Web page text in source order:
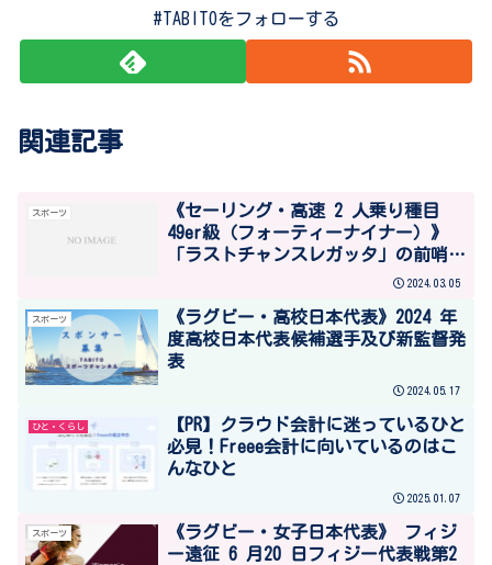
#TABITOをフォローする
関連記事
スポーツ
《セーリング・高速 2 人乗り種目
49er級（フォーティーナイナー）》
「ラストチャンスレガッタ」の前哨
戦、世界選手権大会開催（スペイン・
から10日まで
2024.03.05
スポーツ
《ラグビー・高校日本代表》2024 年
度高校日本代表候補選手及び新監督発
表
2024.05.17
ひと・くらし
【PR】クラウド会計に迷っているひと
必見！Freee会計に向いているのはこ
んなひと
2025.01.07
スポーツ
《ラグビー・女子日本代表》 フィジ
ー遠征 6 月20 日フィジー代表戦第2